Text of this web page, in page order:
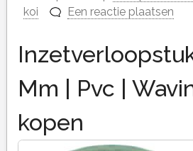
koi
Een reactie plaatsen
Mm | Pvc |
kopen